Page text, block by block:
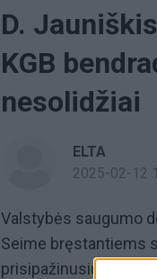
D.
KGB
nesolidžiai
ELTA
2025-02-12
Valstybės saugumo
Seime bręstantiems
prisipažinusiųjų